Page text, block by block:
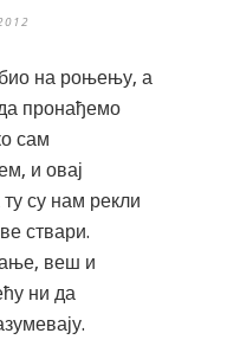
на роњењу, а
пронађемо
сам
и овај
су нам рекли
ствари.
веш и
ни да